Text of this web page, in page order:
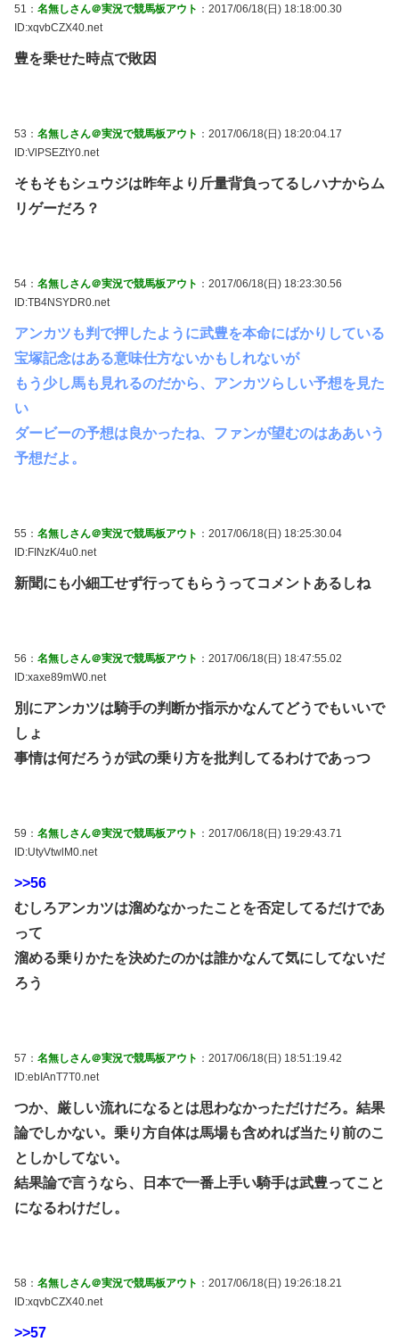
51： 名無しさん＠実況で競馬板アウト ：2017/06/18(日) 18:18:00.30
ID:xqvbCZX40.net
豊を乗せた時点で敗因
53： 名無しさん＠実況で競馬板アウト ：2017/06/18(日) 18:20:04.17
ID:VlPSEZtY0.net
そもそもシュウジは昨年より斤量背負ってるしハナからム
リゲーだろ？
54： 名無しさん＠実況で競馬板アウト ：2017/06/18(日) 18:23:30.56
ID:TB4NSYDR0.net
アンカツも判で押したように武豊を本命にばかりしている
宝塚記念はある意味仕方ないかもしれないが
もう少し馬も見れるのだから、アンカツらしい予想を見た
い
ダービーの予想は良かったね、ファンが望むのはああいう
予想だよ。
55： 名無しさん＠実況で競馬板アウト ：2017/06/18(日) 18:25:30.04
ID:FINzK/4u0.net
新聞にも小細工せず行ってもらうってコメントあるしね
56： 名無しさん＠実況で競馬板アウト ：2017/06/18(日) 18:47:55.02
ID:xaxe89mW0.net
別にアンカツは騎手の判断か指示かなんてどうでもいいで
しょ
事情は何だろうが武の乗り方を批判してるわけであっつ
59： 名無しさん＠実況で競馬板アウト ：2017/06/18(日) 19:29:43.71
ID:UtyVtwlM0.net
>>56
むしろアンカツは溜めなかったことを否定してるだけであ
って
溜める乗りかたを決めたのかは誰かなんて気にしてないだ
ろう
57： 名無しさん＠実況で競馬板アウト ：2017/06/18(日) 18:51:19.42
ID:ebIAnT7T0.net
つか、厳しい流れになるとは思わなかっただけだろ。結果
論でしかない。乗り方自体は馬場も含めれば当たり前のこ
としかしてない。
結果論で言うなら、日本で一番上手い騎手は武豊ってこと
になるわけだし。
58： 名無しさん＠実況で競馬板アウト ：2017/06/18(日) 19:26:18.21
ID:xqvbCZX40.net
>>57